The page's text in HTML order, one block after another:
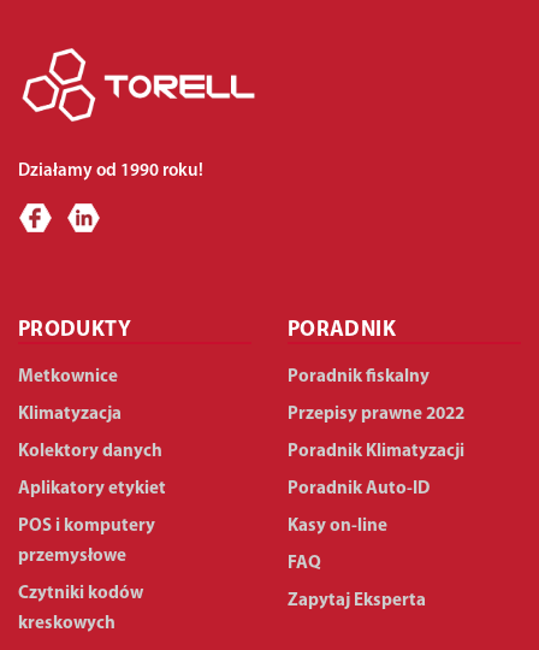
Działamy od 1990 roku!
PRODUKTY
Metkownice
Klimatyzacja
Kolektory danych
Aplikatory etykiet
POS i komputery
przemysłowe
Czytniki kodów
kreskowych
PORADNIK
Poradnik fiskalny
Przepisy prawne 2022
Poradnik Klimatyzacji
Poradnik Auto-ID
Kasy on-line
FAQ
Zapytaj Eksperta